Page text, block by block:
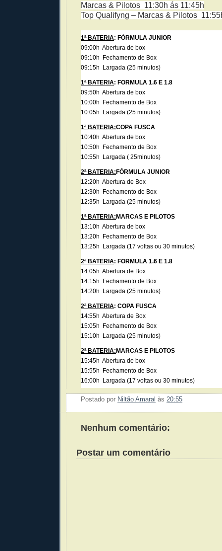
Marcas & Pilotos 11:30h ás 11:45h
Top Qualifyng – Marcas & Pilotos
1ª BATERIA: FÓRMULA JUNIOR
09:00h Abertura de box
09:10h Fechamento de Box
09:15h Largada (25 minutos)
1ª BATERIA: FORMULA 1.6 E 1.8
09:50h Abertura de box
10:00h Fechamento de Box
10:05h Largada (25 minutos)
1ª BATERIA:COPA FUSCA
10:40h Abertura de box
10:50h Fechamento de Box
10:55h Largada ( 25minutos)
2ª BATERIA: FÓRMULA JUNIOR
12:20h Abertura de Box
12:30h Fechamento de Box
12:35h Largada (25 minutos)
1ª BATERIA: MARCAS E PILOTOS
13:10h Abertura de box
13:20h Fechamento de Box
13:25h Largada (17 voltas ou 30 minutos)
2ª BATERIA: FORMULA 1.6 E 1.8
14:05h Abertura de Box
14:15h Fechamento de Box
14:20h Largada (25 minutos)
2ª BATERIA: COPA FUSCA
14:55h Abertura de Box
15:05h Fechamento de Box
15:10h Largada (25 minutos)
2ª BATERIA: MARCAS E PILOTOS
15:45h Abertura de box
15:55h Fechamento de Box
16:00h Largada (17 voltas ou 30 minutos)
Postado por Niltão Amaral às 20:55
Nenhum comentário:
Postar um comentário